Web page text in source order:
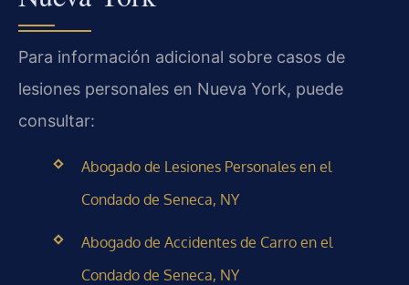
Para información adicional sobre casos de
lesiones personales en Nueva York, puede
consultar:
Abogado de Lesiones Personales en el
Condado de Seneca, NY
Abogado de Accidentes de Carro en el
Condado de Seneca, NY